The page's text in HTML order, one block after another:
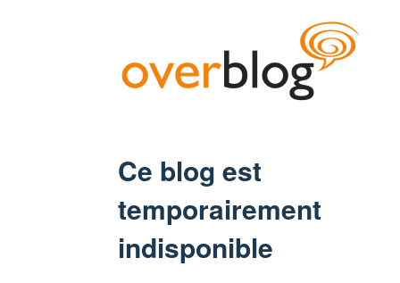
Ce blog est
temporairement
indisponible